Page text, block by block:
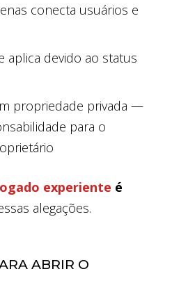
conecta usuários e
aplica devido ao status
propriedade privada —
para o
experiente é
alegações.
ABRIR O